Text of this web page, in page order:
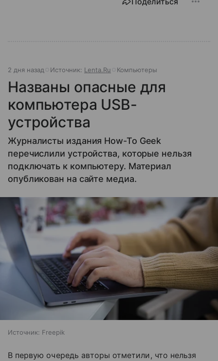
2 дня назад Источник: Lenta.Ru Компьютеры
Названы опасные для
компьютера USB-
устройства
Журналисты издания How-To Geek
перечислили устройства, которые нельзя
подключать к компьютеру. Материал
опубликован на сайте медиа.
Источник: Freepik
В первую очередь авторы отметили, что нельзя